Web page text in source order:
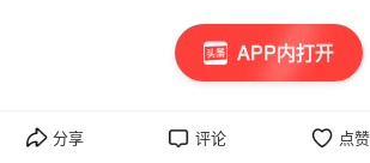
APP内打开
分享 评论 点赞